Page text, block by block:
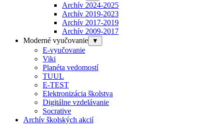
Archív 2024-2025
Archív 2019-2023
Archív 2017-2019
Archív 2009-2017
Moderné vyučovanie
▼
E-vyučovanie
Viki
Planéta vedomostí
TUUL
E-TEST
Elektronizácia školstva
Digitálne vzdelávanie
Socrative
Archív školských akcií